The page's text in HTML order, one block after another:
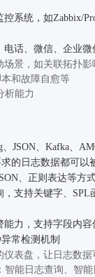
系统，如Zabbix/
话、微信、企业微
景，如关联拓扑影
和故障自愈等
析能力
JSON、Kafka、
的日志数据都可以
、正则表达等方
支持关键字、SPL
力，支持字段内容
常检测机制
表盘，让日志数据
能日志查询、智能